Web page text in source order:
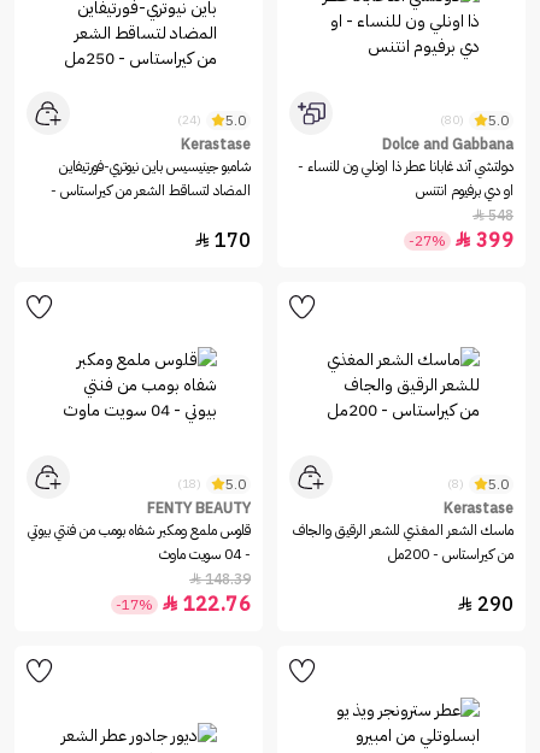
5.0
(80)
Dolce and Gabbana
دولتشي آند غابانا عطر ذا اونلي ون للنساء -
او دي برفيوم انتنس
548

399

-27%
5.0
(24)
Kerastase
شامبو جينيسيس باين نيوتري-فورتيفاين
المضاد لتساقط الشعر من كيراستاس -
170

5.0
(8)
Kerastase
ماسك الشعر المغذي للشعر الرقيق والجاف
من كيراستاس - 200مل
290

5.0
(18)
FENTY BEAUTY
قلوس ملمع ومكبر شفاه بومب من فنتي بيوتي
- 04 سويت ماوث
148.39

122.76

-17%